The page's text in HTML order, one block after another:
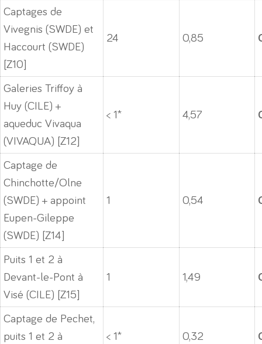
Captages de
Vivegnis (SWDE) et
Haccourt (SWDE)
[Z10]
24 0,85
Galeries Triffoy à
Huy (CILE) +
aqueduc Vivaqua
(VIVAQUA) [Z12]
< 1* 4,57
Captage de
Chinchotte/Olne
(SWDE) + appoint
Eupen-Gileppe
(SWDE) [Z14]
1 0,54
Puits 1 et 2 à
Devant-le-Pont à
Visé (CILE) [Z15]
1 1,49
Captage de Pechet,
puits 1 et 2 à
< 1* 0,32